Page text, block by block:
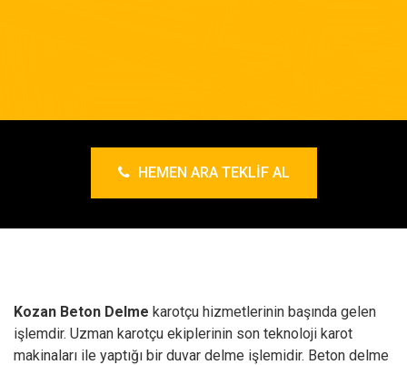
HEMEN ARA TEKLIF AL
Kozan Beton Delme karotçu hizmetlerinin başında gelen
işlemdir. Uzman karotçu ekiplerinin son teknoloji karot
makinaları ile yaptığı bir duvar delme işlemidir. Beton delme